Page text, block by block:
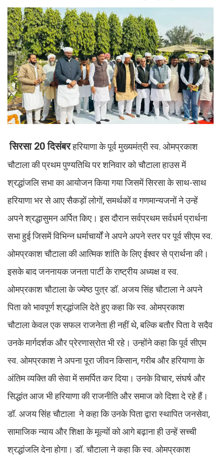
सिरसा 20 दिसंबरहरियाणा के पूर्व मुख्यमंत्री स्व. ओमप्रकाश
चौटाला की प्रथम पुण्यतिथि पर शनिवार को चौटाला हाउस में
श्रद्धांजलि सभा का आयोजन किया गया जिसमें सिरसा के साथ-साथ
हरियाणा भर से आए सैकड़ों लोगों, समर्थकों व गणमान्यजनों ने उन्हें
अपने श्रद्धासुमन अर्पित किए। इस दौरान सर्वप्रथम सर्वधर्म प्रार्थना
सभा हुई जिसमें विभिन्न धर्माचार्यों ने अपने अपने स्तर पर पूर्व सीएम स्व.
ओमप्रकाश चौटाला की आत्मिक शांति के लिए ईश्वर से प्रार्थना की।
इसके बाद जननायक जनता पार्टी के राष्ट्रीय अध्यक्ष व स्व.
ओमप्रकाश चौटाला के ज्येष्ठ पुत्र डॉ. अजय सिंह चौटाला ने अपने
पिता को भावपूर्ण श्रद्धांजलि देते हुए कहा कि स्व. ओमप्रकाश
चौटाला केवल एक सफल राजनेता ही नहीं थे, बल्कि बतौर पिता वे सदैव
उनके मार्गदर्शक और प्रेरणास्रोत भी रहे। उन्होंने कहा कि पूर्व सीएम
स्व. ओमप्रकाश ने अपना पूरा जीवन किसान, गरीब और हरियाणा के
अंतिम व्यक्ति की सेवा में समर्पित कर दिया। उनके विचार, संघर्ष और
सिद्धांत आज भी हरियाणा की राजनीति और समाज को दिशा दे रहे हैं।
डॉ. अजय सिंह चौटाला ने कहा कि उनके पिता द्वारा स्थापित जनसेवा,
सामाजिक न्याय और शिक्षा के मूल्यों को आगे बढ़ाना ही उन्हें सच्ची
श्रद्धांजलि देना होगा। डॉ. चौटाला ने कहा कि स्व. ओमप्रकाश